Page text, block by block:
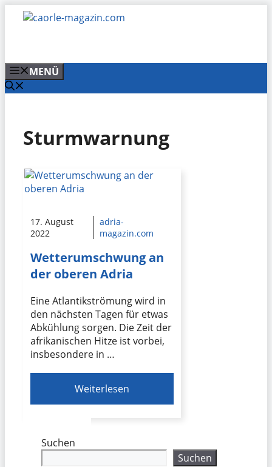
Zum
Inhalt
MENÜ
Sturmwarnung
17. August
2022
adria-
magazin.com
Wetterumschwung an
der oberen Adria
Eine Atlantikströmung wird in
den nächsten Tagen für etwas
Abkühlung sorgen. Die Zeit der
afrikanischen Hitze ist vorbei,
insbesondere in …
Weiterlesen
Suchen
Suchen